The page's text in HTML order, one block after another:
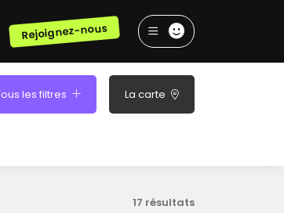
Rejoignez-nous
les filtres La carte
17 résultats